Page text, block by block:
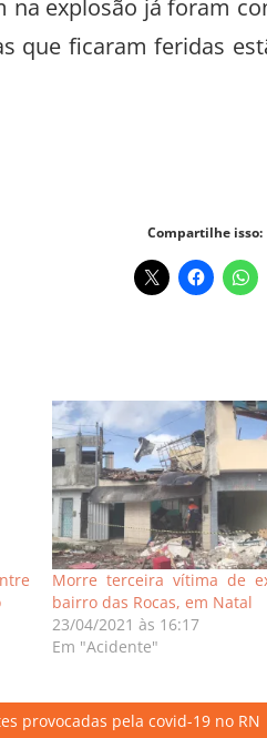
explosão já foram
que ficaram feridas
Compartilhe isso:
Morre terceira vítima de
bairro das Rocas, em Natal
23/04/2021 às 16:17
provocadas pela covid-19 no RN